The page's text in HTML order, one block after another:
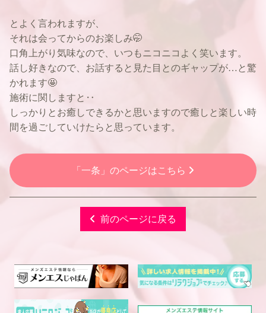
とよく言われますが、
それは会ってからのお楽しみ🤭
口角上がり気味なので、いつもニコニコよく笑います。
話し好きなので、お話すると見た目とのギャップが…と驚
かれます🤩
施術に関しますと‥
しっかりとお癒しできるかと思いますので癒しと楽しい時
間を過ごしていけたらと思っています。
「一条」のページはこちら
前のページに戻る